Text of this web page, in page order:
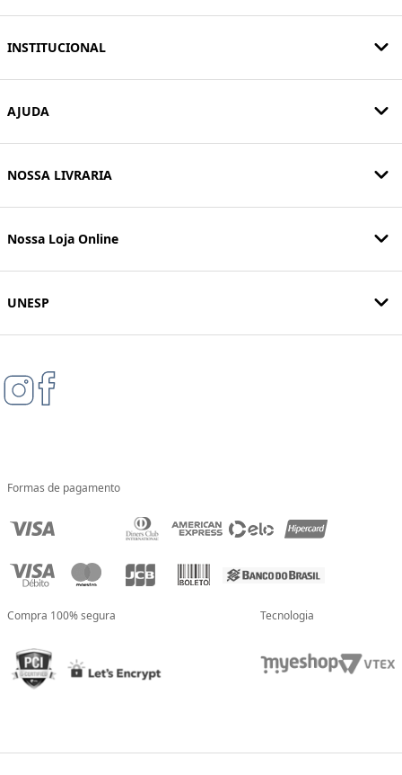
INSTITUCIONAL
AJUDA
NOSSA LIVRARIA
Nossa Loja Online
UNESP
Formas de pagamento
Compra 100% segura Tecnologia